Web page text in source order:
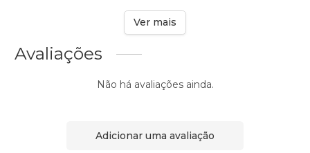
Ver mais
Avaliações
Não há avaliações ainda.
Adicionar uma avaliação